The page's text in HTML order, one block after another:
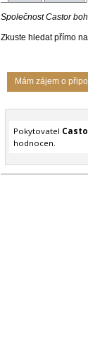
Společnost Castor
Zkuste hledat přímo
Mám zájem o
Pokytovatel
hodnocen.